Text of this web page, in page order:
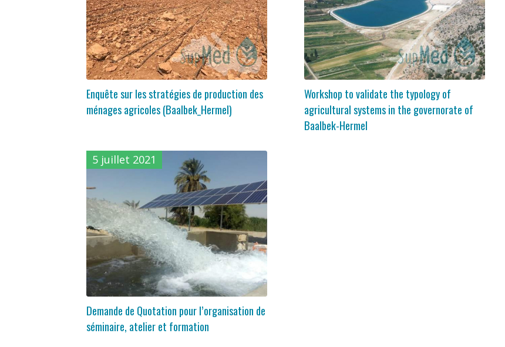
Enquête sur les stratégies de production des
ménages agricoles (Baalbek_Hermel)
Workshop to validate the typology of
agricultural systems in the governorate of
Baalbek-Hermel
Demande de Quotation pour l’organisation de
séminaire, atelier et formation
5 juillet 2021